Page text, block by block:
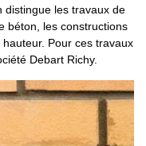
les travaux de
béton, les constructions
Pour ces travaux
Debart Richy.